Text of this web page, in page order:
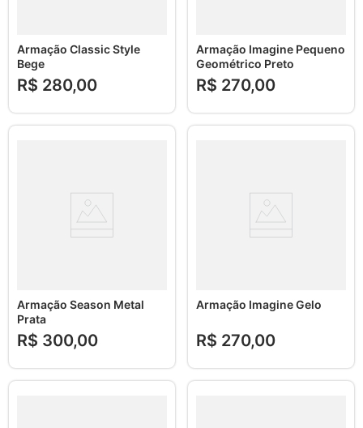
Armação Classic Style
Bege
R$ 280,00
Armação Imagine Pequeno
Geométrico Preto
R$ 270,00
Armação Season Metal
Prata
R$ 300,00
Armação Imagine Gelo
R$ 270,00